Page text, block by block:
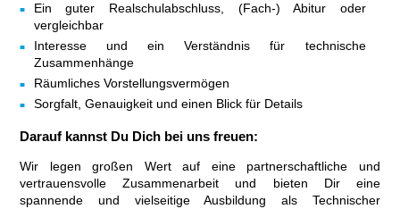
Ein guter Realschulabschluss, (Fach-) Abitur oder
vergleichbar
Interesse und ein Verständnis für technische
Zusammenhänge
Räumliches Vorstellungsvermögen
Sorgfalt, Genauigkeit und einen Blick für Details
Darauf kannst Du Dich bei uns freuen:
Wir legen großen Wert auf eine partnerschaftliche und
vertrauensvolle Zusammenarbeit und bieten Dir eine
spannende und vielseitige Ausbildung als Technischer